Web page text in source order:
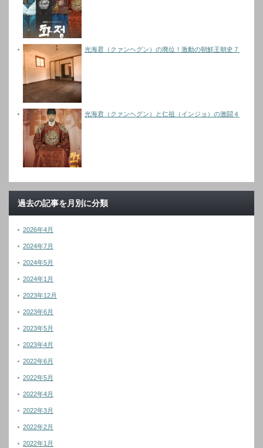
光海君（クァンヘグン）の廃位！激動の朝鮮王朝史７
光海君（クァンヘグン）と仁祖（インジョ）の激闘４
過去の記事を月別に分類
2026年4月
2024年7月
2024年5月
2024年1月
2023年12月
2023年6月
2023年5月
2023年4月
2022年6月
2022年5月
2022年4月
2022年3月
2022年2月
2022年1月